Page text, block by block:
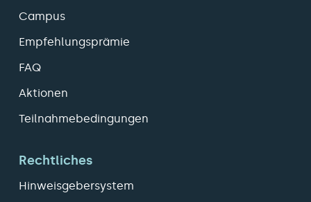
Campus
Empfehlungsprämie
FAQ
Aktionen
Teilnahmebedingungen
Rechtliches
Hinweisgebersystem